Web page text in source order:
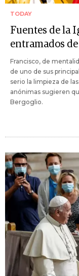
TODAY
Fuentes de la
entramados
Francisco, de
de uno de sus
serio la limpieza de
anónimas sugieren
Bergoglio.